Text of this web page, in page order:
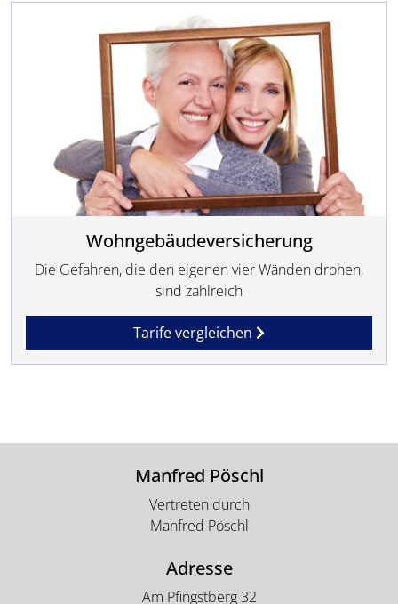
Wohngebäudeversicherung
Die Gefahren, die den eigenen vier Wänden drohen,
sind zahlreich
Tarife vergleichen
Manfred Pöschl
Vertreten durch
Manfred Pöschl
Adresse
Am Pfingstberg 32